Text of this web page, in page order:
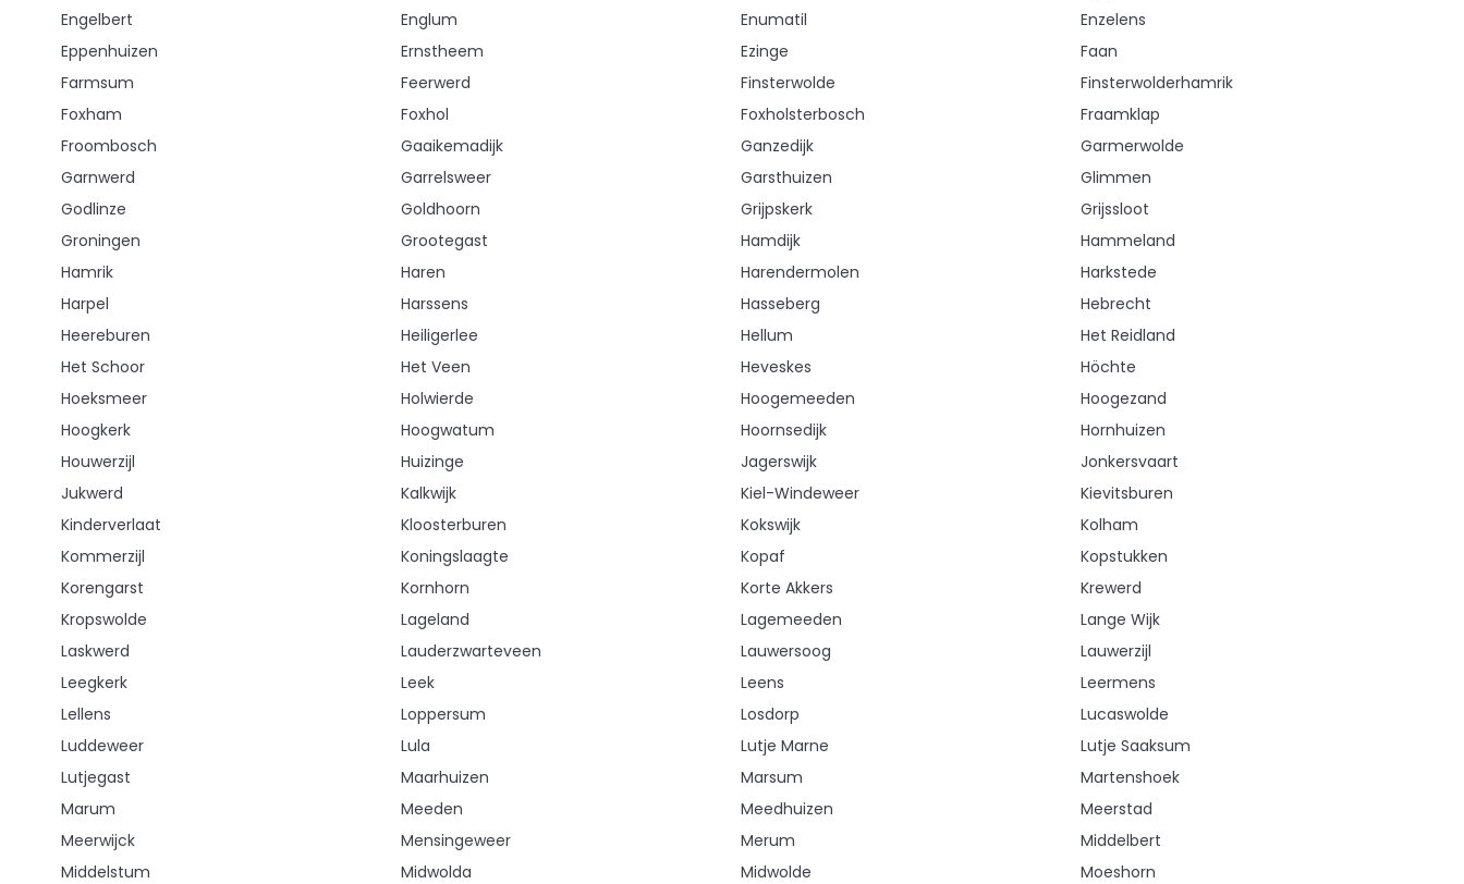
Engelbert
Englum Enumatil
Enzelens
Eppenhuizen
Ernstheem Ezinge
Faan
Farmsum
Feerwerd Finsterwolde
Finsterwolderhamrik
Foxham
Foxhol Foxholsterbosch
Fraamklap
Froombosch
Gaaikemadijk Ganzedijk
Garmerwolde
Garnwerd
Garrelsweer Garsthuizen
Glimmen
Godlinze
Goldhoorn Grijpskerk
Grijssloot
Groningen
Grootegast Hamdijk
Hammeland
Hamrik
Haren Harendermolen
Harkstede
Harpel
Harssens Hasseberg
Hebrecht
Heereburen
Heiligerlee Hellum
Het Reidland
Het Schoor
Het Veen Heveskes
Höchte
Hoeksmeer
Holwierde Hoogemeeden
Hoogezand
Hoogkerk
Hoogwatum Hoornsedijk
Hornhuizen
Houwerzijl
Huizinge Jagerswijk
Jonkersvaart
Jukwerd
Kalkwijk Kiel-Windeweer
Kievitsburen
Kinderverlaat
Kloosterburen Kokswijk
Kolham
Kommerzijl
Koningslaagte Kopaf
Kopstukken
Korengarst
Kornhorn Korte Akkers
Krewerd
Kropswolde
Lageland Lagemeeden
Lange Wijk
Laskwerd
Lauderzwarteveen Lauwersoog
Lauwerzijl
Leegkerk
Leek Leens
Leermens
Lellens
Loppersum Losdorp
Lucaswolde
Luddeweer
Lula Lutje Marne
Lutje Saaksum
Lutjegast
Maarhuizen Marsum
Martenshoek
Marum
Meeden Meedhuizen
Meerstad
Meerwijck
Mensingeweer Merum
Middelbert
Middelstum
Midwolda Midwolde
Moeshorn